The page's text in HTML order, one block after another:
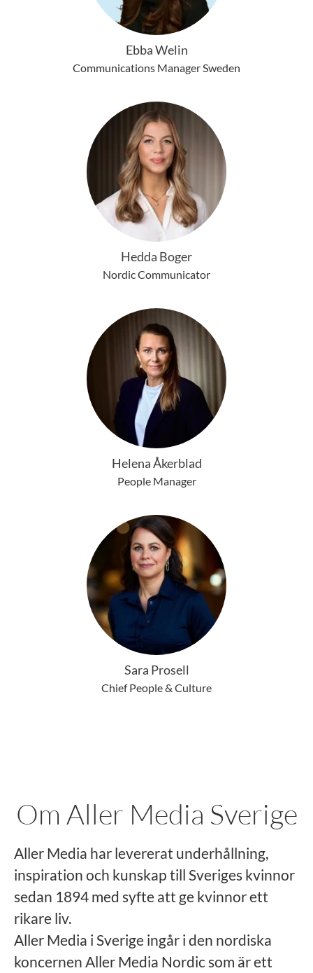
Ebba Welin
Communications Manager Sweden
Hedda Boger
Nordic Communicator
Helena Åkerblad
People Manager
Sara Prosell
Chief People & Culture
Om Aller Media Sverige
Aller Media har levererat underhållning,
inspiration och kunskap till Sveriges kvinnor
sedan 1894 med syfte att ge kvinnor ett
rikare liv.
Aller Media i Sverige ingår i den nordiska
koncernen Aller Media Nordic som är ett